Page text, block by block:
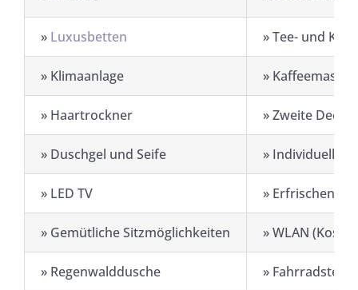
» Luxusbetten » Tee- und
» Klimaanlage »
» Haartrockner » Zweite
» Duschgel und Seife » Individuell
» LED TV »
» Gemütliche Sitzmöglichkeiten » WLAN
» Regenwalddusche »